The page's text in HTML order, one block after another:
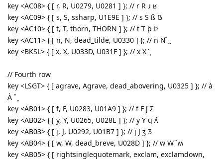
key <AC08> { [ r, R, U0279, U0281 ] }; // r R ɹ ʁ
key <AC09> { [ s, S, ssharp, U1E9E ] }; // s S ß ẞ
key <AC10> { [ t, T, thorn, THORN ] }; // t T þ Þ
key <AC11> { [ n, N, dead_tilde, U0330 ] }; // n N ̃ ̰
key <BKSL> { [ x, X, U033D, U031F ] }; // x X ̽ ̟
// Fourth row
key <LSGT> { [ agrave, Agrave, dead_abovering, U0325 ] }; // à
À ˚ ̥
key <AB01> { [ f, F, U0283, U01A9 ] }; // f F ʃ Ʃ
key <AB02> { [ y, Y, U0265, U028E ] }; // y Y ɥ ʎ
key <AB03> { [ j, J, U0292, U01B7 ] }; // j J ʒ Ʒ
key <AB04> { [ w, W, dead_breve, U028D ] }; // w W ̆ ʍ
key <AB05> { [ rightsinglequotemark, exclam, exclamdown,